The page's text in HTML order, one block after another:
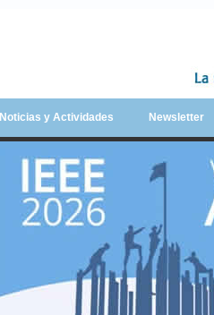
Noticias y Actividades Newsletter